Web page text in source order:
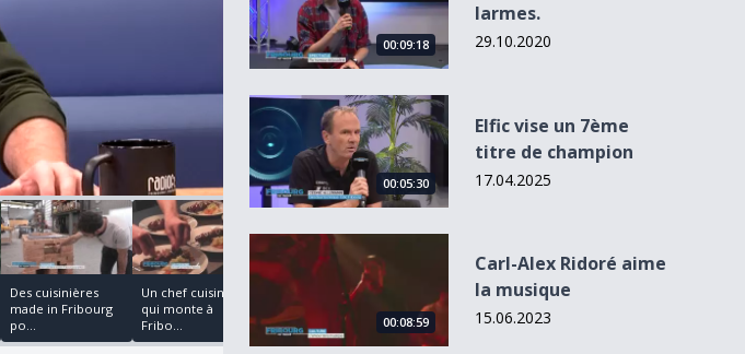
Des cuisinières
made in Fribourg
po...
00:07:54
Un chef cuisinier
qui monte à
Fribo...
00:09:18
larmes.
29.10.2020
Elfic vise un 7ème titre de champion
00:05:30
Elfic vise un 7ème
titre de champion
17.04.2025
Carl-Alex Ridoré aime la musique
00:08:59
Carl-Alex Ridoré aime
la musique
15.06.2023